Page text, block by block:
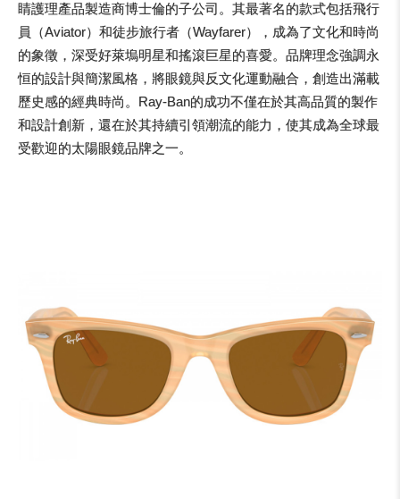
睛護理產品製造商博士倫的子公司。其最著名的款式包括飛行
員（Aviator）和徒步旅行者（Wayfarer），成為了文化和時尚
的象徵，深受好萊塢明星和搖滾巨星的喜愛。品牌理念強調永
恒的設計與簡潔風格，將眼鏡與反文化運動融合，創造出滿載
歷史感的經典時尚。Ray-Ban的成功不僅在於其高品質的製作
和設計創新，還在於其持續引領潮流的能力，使其成為全球最
受歡迎的太陽眼鏡品牌之一。